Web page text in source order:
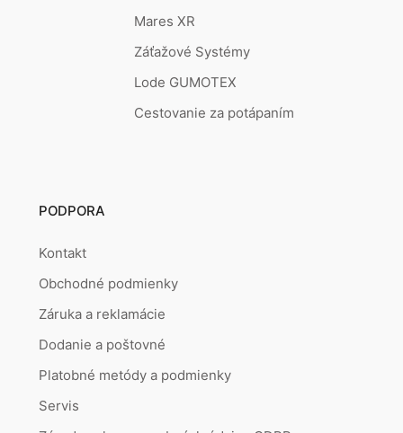
Mares XR
Záťažové Systémy
Lode GUMOTEX
Cestovanie za potápaním
PODPORA
Kontakt
Obchodné podmienky
Záruka a reklamácie
Dodanie a poštovné
Platobné metódy a podmienky
Servis